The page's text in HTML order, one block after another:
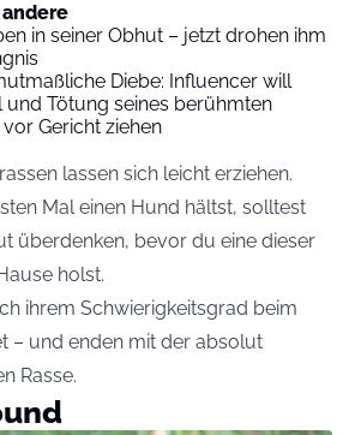
in seiner Obhut – jetzt drohen ihm
Diebe: Influencer will
und Tötung seines berühmten
Gericht ziehen
lassen sich leicht erziehen.
Mal einen Hund hältst, solltest
überdenken, bevor du eine dieser
holst.
ihrem Schwierigkeitsgrad beim
– und enden mit der absolut
Rasse.